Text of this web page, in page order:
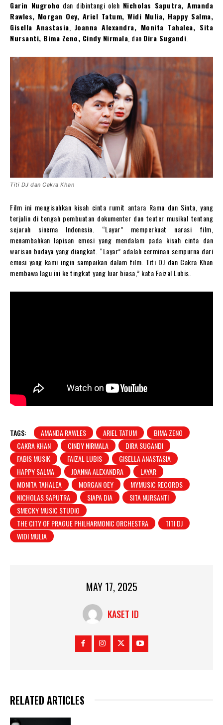
Garin Nugroho dan dibintangi oleh Nicholas Saputra, Amanda
Rawles, Morgan Oey, Ariel Tatum, Widi Mulia, Happy Salma,
Gisella Anastasia Joanna Alexandra, Monita Tahalea, Sita
Nursanti, Bima Zeno, Cindy Nirmala , dan Dira Sugandi
Titi DJ dan Cakra Khan
Film ini mengisahkan kisah cinta rumit antara Rama dan Sinta, yang
terjalin di tengah pembuatan dokumenter dan teater musikal tentang
sejarah sinema Indonesia. “Layar” memperkuat narasi film,
menambahkan lapisan emosi yang mendalam pada kisah cinta dan
warisan budaya yang diangkat. “Layar” adalah cerminan sempurna dari
emosi yang kami ingin sampaikan dalam film. Titi DJ dan Cakra Khan
membawa lagu ini ke tingkat yang luar biasa,” kata Faizal Lubis.
TAGS: AMANDA RAWLES ARIEL TATUM
BIMA ZENO
CAKRA KHAN
CINDY NIRMALA
DIRA SUGANDI
FABIS MUSIK
FAIZAL LUBIS
GISELLA ANASTASIA
HAPPY SALMA
JOANNA ALEXANDRA
LAYAR
MONITA TAHALEA
MORGAN OEY
MYMUSIC RECORDS
NICHOLAS SAPUTRA
SIAPA DIA
SITA NURSANTI
SMECKY MUSIC STUDIO
THE CITY OF PRAGUE PHILHARMONIC ORCHESTRA
TITI DJ
WIDI MULIA
MAY 17, 2025
KASET ID
RELATED ARTICLES